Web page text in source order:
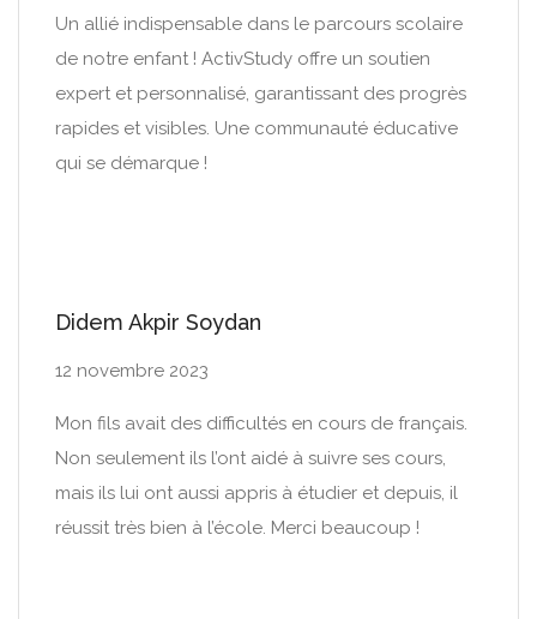
Un allié indispensable dans le parcours scolaire
de notre enfant ! ActivStudy offre un soutien
expert et personnalisé, garantissant des progrès
rapides et visibles. Une communauté éducative
qui se démarque !
Didem Akpir Soydan
12 novembre 2023
Mon fils avait des difficultés en cours de français.
Non seulement ils l’ont aidé à suivre ses cours,
mais ils lui ont aussi appris à étudier et depuis, il
réussit très bien à l’école. Merci beaucoup !